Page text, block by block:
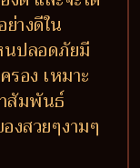
างดีใน
นปลอดภัยมี
อง เหมาะ
สัมพันธ์
งสวยๆงามๆ